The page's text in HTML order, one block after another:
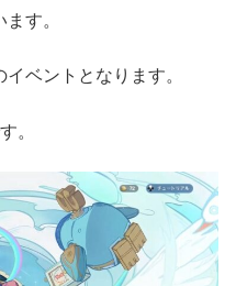
す。
ベントとなります。
。